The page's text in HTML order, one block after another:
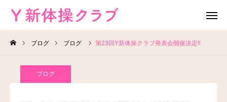
ブログ ブログ 第23回Y新体操クラブ発表会開催決定‼
ブログ
無料体験